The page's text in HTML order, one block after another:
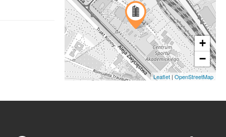
+
−
Leaflet | OpenStreetMap